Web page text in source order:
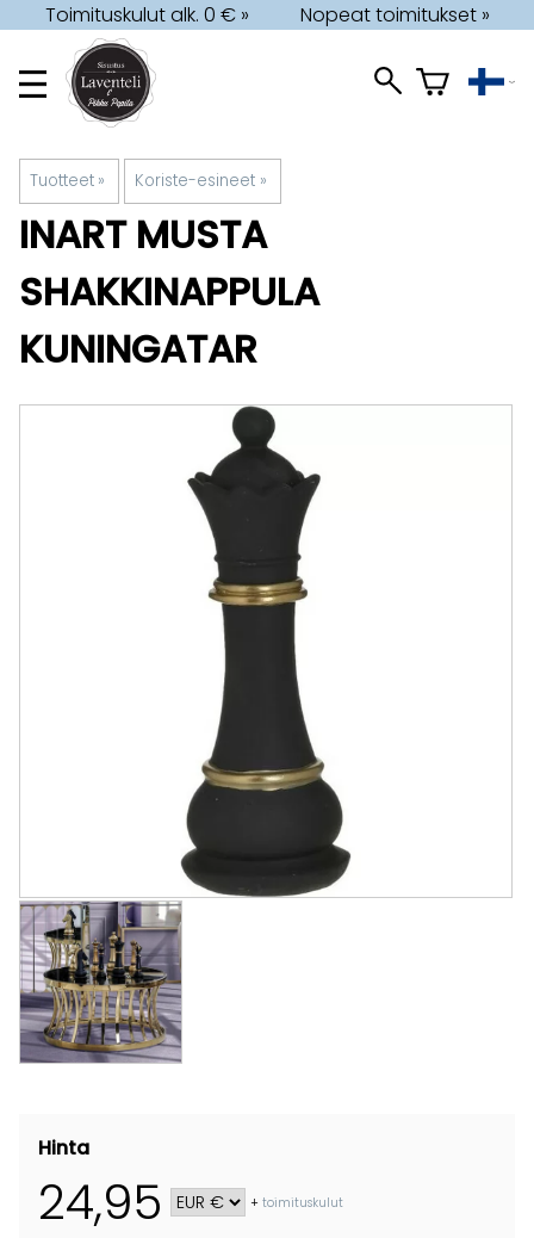
Toimituskulut alk. 0 € » Nopeat toimitukset »
Tuotteet ‪» Koriste-esineet ‪»
INART MUSTA
SHAKKINAPPULA
KUNINGATAR
Hinta
24,95 +toimituskulut